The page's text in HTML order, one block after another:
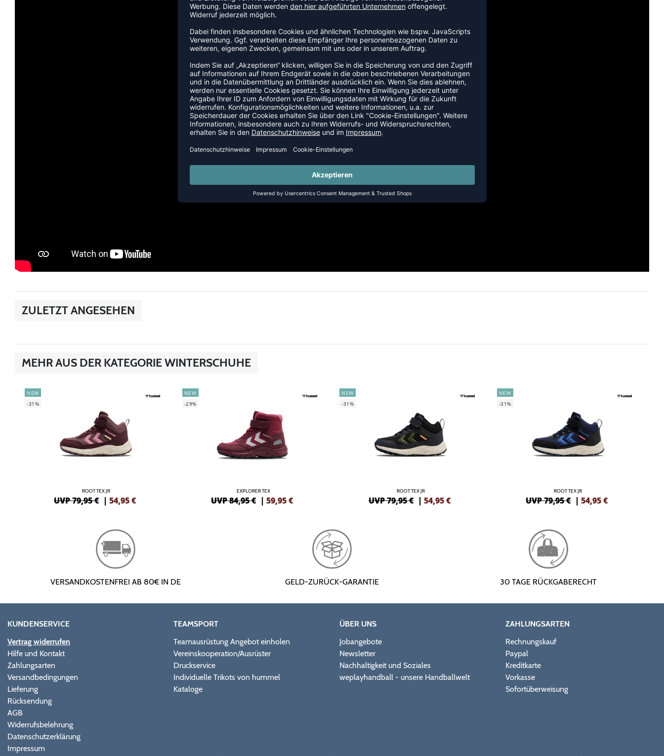
ZULETZT ANGESEHEN
MEHR AUS DER KATEGORIE WINTERSCHUHE
NEW
-31%
ROOT TEX JR
UVP 79,95 € | 54,95€
NEW
-29%
EXPLORER TEX
UVP 84,95 € |59,95€
NEW
-31%
ROOT TEX JR
UVP 79,95 € | 54,95€
NEW
-31%
ROOT TEX JR
UVP 79,95 € |54,95€
VERSANDKOSTENFREI AB 80€ IN DE GELD-ZURÜCK-GARANTIE 30 TAGE RÜCKGABERECHT
KUNDENSERVICE
Vertrag widerrufen
Hilfe und Kontakt
Zahlungsarten
Versandbedingungen
Lieferung
Rücksendung
AGB
Widerrufsbelehrung
Datenschutzerklärung
Impressum
TEAMSPORT
Teamausrüstung Angebot einholen
Vereinskooperation/Ausrüster
Druckservice
Individuelle Trikots von hummel
Kataloge
ÜBER UNS
Jobangebote
Newsletter
Nachhaltigkeit und Soziales
weplayhandball - unsere Handballwelt
ZAHLUNGSARTEN
Rechnungskauf
Paypal
Kreditkarte
Vorkasse
Sofortüberweisung